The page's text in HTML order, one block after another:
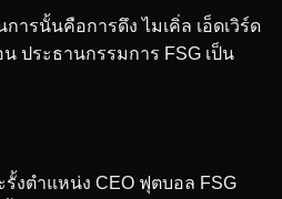
ารนั้นคือการดึง ไมเคิ่ล เอ็ดเวิร์ด
ประธานกรรมการ FSG เป็น
รั้งตำแหน่ง CEO ฟุตบอล FSG